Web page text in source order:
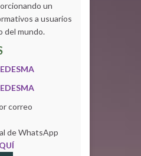
un
a usuarios
del mundo.
correo
de WhatsApp